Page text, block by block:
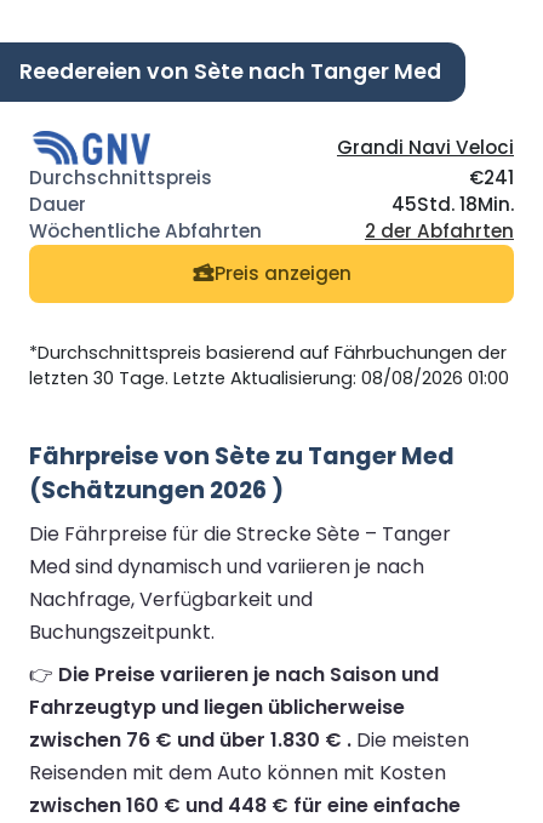
Reedereien von Sète nach Tanger Med
Grandi Navi Veloci
€241
45Std. 18Min.
2 der Abfahrten
Preis anzeigen
*Durchschnittspreis basierend auf Fährbuchungen der
letzten 30 Tage. Letzte Aktualisierung: 08/08/2026 01:00
Fährpreise von Sète zu Tanger Med
(Schätzungen 2026 )
Die Fährpreise für die Strecke Sète – Tanger
Med sind dynamisch und variieren je nach
Nachfrage, Verfügbarkeit und
Buchungszeitpunkt.
👉 Die Preise variieren je nach Saison und
Fahrzeugtyp und liegen üblicherweise
zwischen 76 € und über 1.830 € . Die meisten
Reisenden mit dem Auto können mit Kosten
zwischen 160 € und 448 € für eine einfache